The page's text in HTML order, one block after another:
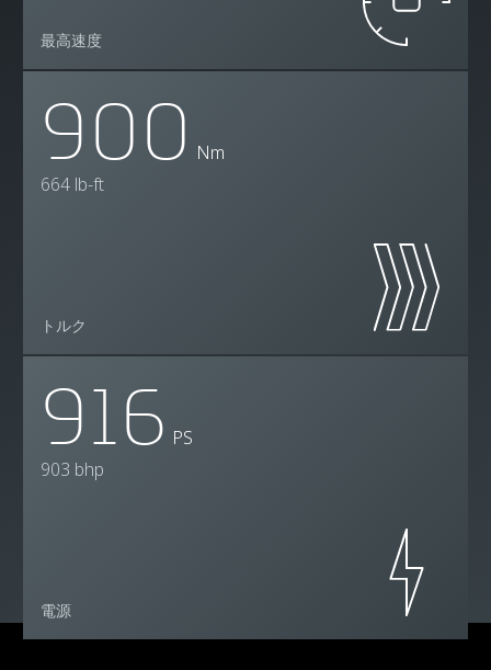
最高速度
900 Nm
664 lb-ft
トルク
916 PS
903 bhp
電源